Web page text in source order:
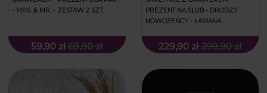
- MRS. & MR. - ZESTAW 2 SZT.
59,90 zł 69,90 zł
PREZENT NA ŚLUB - DRODZY
NOWOŻEŃCY - ŁAMANA
229,90 zł 299,90 zł